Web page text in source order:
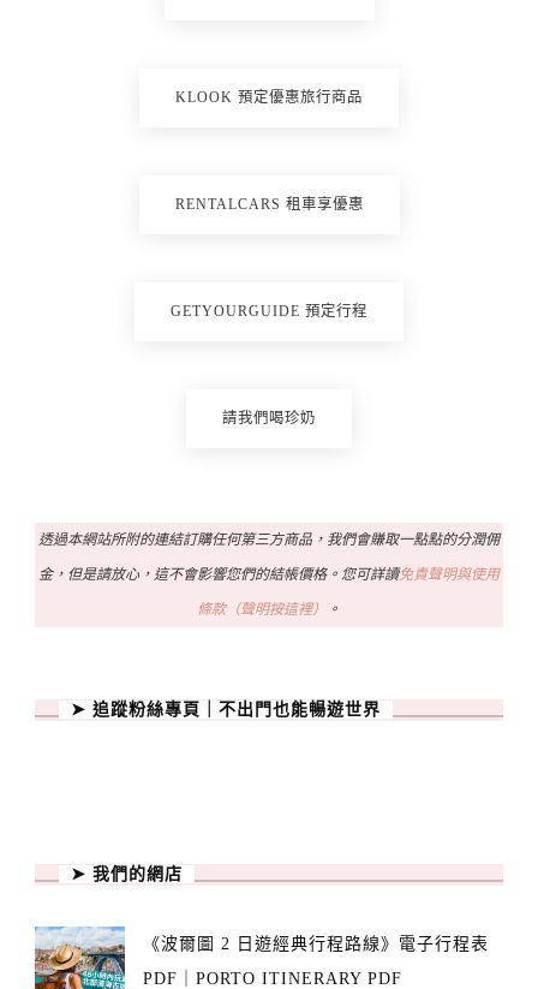
KLOOK 預定優惠旅行商品
RENTALCARS 租車享優惠
GETYOURGUIDE 預定行程
請我們喝珍奶
透過本網站所附的連結訂購任何第三方商品，我們會賺取一點點的分潤佣
金，但是請放心，這不會影響您們的結帳價格。您可詳讀免責聲明與使用
條款（聲明按這裡） 。
➤ 追蹤粉絲專頁｜不出門也能暢遊世界
➤ 我們的網店
《波爾圖 2 日遊經典行程路線》電子行程表
PDF｜PORTO ITINERARY PDF